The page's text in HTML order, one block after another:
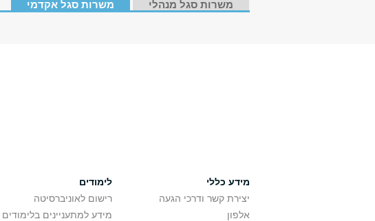
משרות סגל מנהלי משרות סגל אקדמי
מידע כללי
יצירת קשר ודרכי הגעה
אלפון
לימודים
רישום לאוניברסיטה
מידע למתעניינים בלימודים